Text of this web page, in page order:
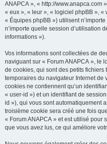
ANAPCA », « http://www.anapca.com
« eux », « leur », « logiciel phpBB »,
« Équipes phpBB ») utilisent
n’importe quelle session d’utilisation
informations »).
Vos informations sont collectées de
naviguant sur « Forum ANAPCA », le
de cookies, qui sont des petits
temporaires du navigateur Internet de
cookies ne contiennent qu’un
« user-id ») et un identifiant de
id »), qui vous sont automatiquement
troisième cookie sera créé une fois
« Forum ANAPCA » et est utilisé pour
que vous avez lus, ce qui améliore